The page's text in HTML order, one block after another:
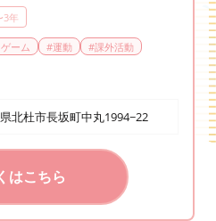
3年
ーム #運動 #課外活動
北杜市長坂町中丸1994−22
はこちら